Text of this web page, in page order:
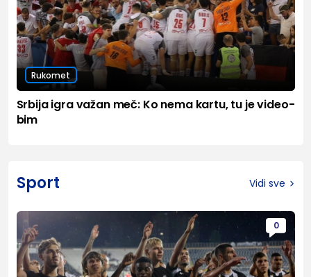
Rukomet
Srbija igra važan meč: Ko nema kartu, tu je video-
bim
Sport Vidi sve
0